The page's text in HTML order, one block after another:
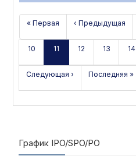
« Первая ‹ Предыдущая
10 11 12 13 14
Следующая › Последняя »
График IPO/SPO/PO